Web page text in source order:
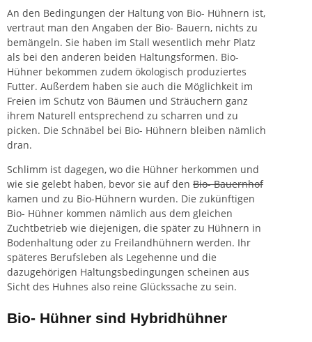
An den Bedingungen der Haltung von Bio- Hühnern ist,
vertraut man den Angaben der Bio- Bauern, nichts zu
bemängeln. Sie haben im Stall wesentlich mehr Platz
als bei den anderen beiden Haltungsformen. Bio-
Hühner bekommen zudem ökologisch produziertes
Futter. Außerdem haben sie auch die Möglichkeit im
Freien im Schutz von Bäumen und Sträuchern ganz
ihrem Naturell entsprechend zu scharren und zu
picken. Die Schnäbel bei Bio- Hühnern bleiben nämlich
dran.
Schlimm ist dagegen, wo die Hühner herkommen und
wie sie gelebt haben, bevor sie auf den Bio- Bauernhof
kamen und zu Bio-Hühnern wurden. Die zukünftigen
Bio- Hühner kommen nämlich aus dem gleichen
Zuchtbetrieb wie diejenigen, die später zu Hühnern in
Bodenhaltung oder zu Freilandhühnern werden. Ihr
späteres Berufsleben als Legehenne und die
dazugehörigen Haltungsbedingungen scheinen aus
Sicht des Huhnes also reine Glückssache zu sein.
Bio- Hühner sind Hybridhühner